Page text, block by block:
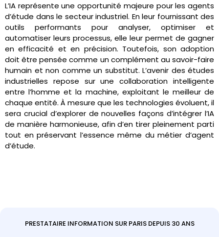
L’IA représente une opportunité majeure pour les agents
d’étude dans le secteur industriel. En leur fournissant des
outils performants pour analyser, optimiser et
automatiser leurs processus, elle leur permet de gagner
en efficacité et en précision. Toutefois, son adoption
doit être pensée comme un complément au savoir-faire
humain et non comme un substitut. L’avenir des études
industrielles repose sur une collaboration intelligente
entre l’homme et la machine, exploitant le meilleur de
chaque entité. À mesure que les technologies évoluent, il
sera crucial d’explorer de nouvelles façons d’intégrer l’IA
de manière harmonieuse, afin d’en tirer pleinement parti
tout en préservant l’essence même du métier d’agent
d’étude.
PRESTATAIRE INFORMATION SUR PARIS DEPUIS 30 ANS